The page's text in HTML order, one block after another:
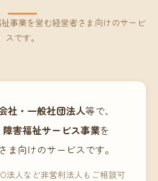
事業を営む経営者さま向けのサービ
スです。
社・一般社団法人等で、
害福祉サービス事業を
ま向けのサービスです。
法人など非営利法人もご相談可